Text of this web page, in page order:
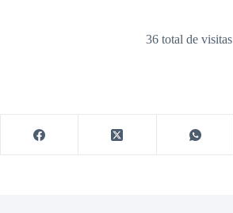
36 total de visitas